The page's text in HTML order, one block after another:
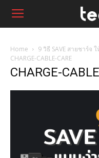
Home
9 วิธี SAVE สายชาร์จ
CHARGE-CABLE-CARE
CHARGE-